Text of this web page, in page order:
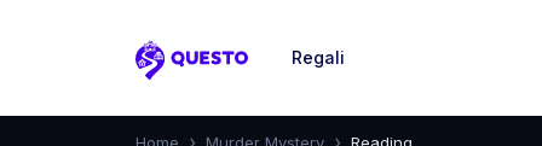
Questo
Regali